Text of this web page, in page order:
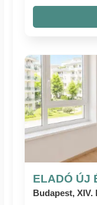
ELADÓ ÚJ
Budapest,